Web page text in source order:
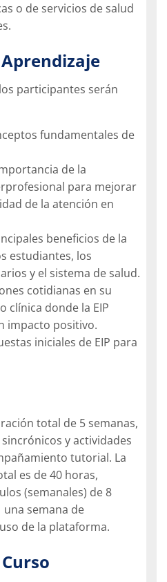
o de servicios de salud
participantes serán
fundamentales de
de la
para mejorar
de la atención en
beneficios de la
estudiantes, los
y el sistema de salud.
cotidianas en su
clínica donde la EIP
impacto positivo.
iniciales de EIP para
total de 5 semanas,
y actividades
tutorial. La
es de 40 horas,
(semanales) de 8
semana de
de la plataforma.